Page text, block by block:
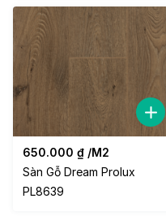
650.000 ₫ /M2
Sàn Gỗ Dream Prolux
PL8639